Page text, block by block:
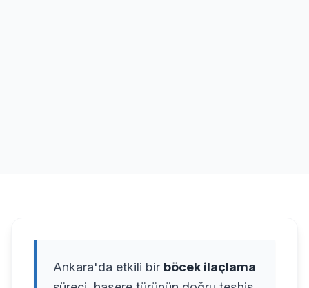
Ankara'da etkili bir böcek ilaçlama